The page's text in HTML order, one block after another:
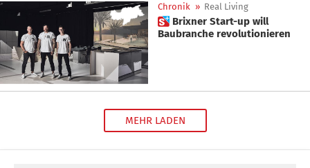
Chronik » Real Living
 Brixner Start-up will
Baubranche revolutionieren
MEHR LADEN